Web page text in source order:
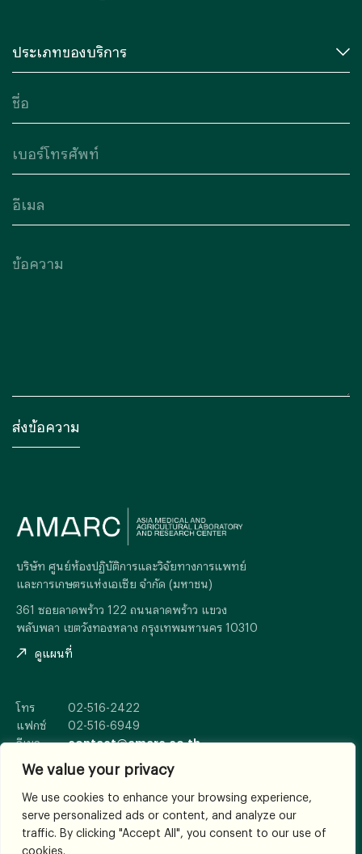
We value your privacy
We use cookies to enhance your browsing experience,
serve personalized ads or content, and analyze our
traffic. By clicking "Accept All", you consent to our use of
cookies.
บริษัท ศูนย์ห้องปฏิบัติการและวิจัยทางการแพทย์
และการเกษตรแห่งเอเซีย จำกัด (มหาชน)
361 ซอยลาดพร้าว 122 ถนนลาดพร้าว แขวง
พลับพลา เขตวังทองหลาง กรุงเทพมหานคร 10310
ดูแผนที่
โทร
02-516-2422
แฟกซ์
02-516-6949
อีเมล
contact@amarc.co.th
© 2026
All Rights Reserved.
เงื่อนไขและข้อตกลง